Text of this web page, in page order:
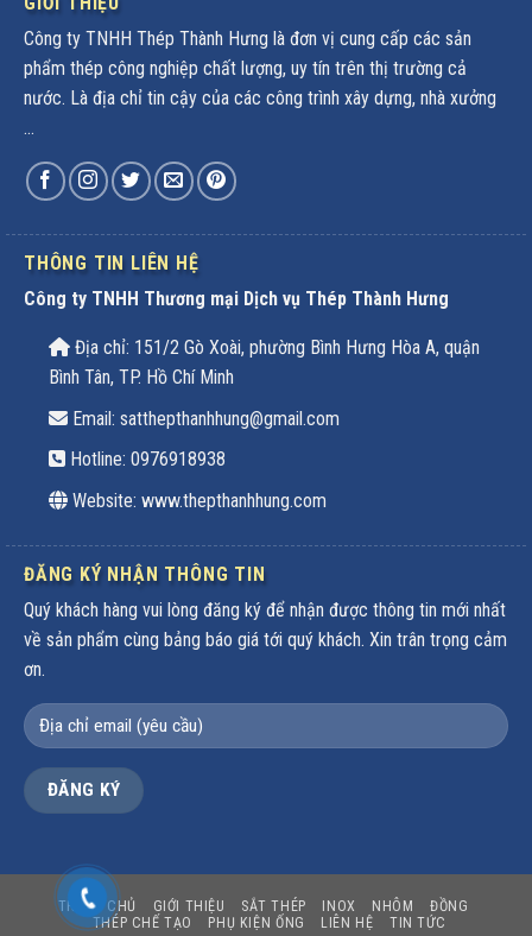
Công ty TNHH Thép Thành Hưng là đơn vị cung cấp các sản
phẩm thép công nghiệp chất lượng, uy tín trên thị trường cả
nước. Là địa chỉ tin cậy của các công trình xây dựng, nhà xưởng
...
THÔNG TIN LIÊN HỆ
Công ty TNHH Thương mại Dịch vụ Thép Thành Hưng
Địa chỉ: 151/2 Gò Xoài, phường Bình Hưng Hòa A, quận
Bình Tân, TP. Hồ Chí Minh
Email: satthepthanhhung@gmail.com
Hotline: 0976918938
Website: www.thepthanhhung.com
ĐĂNG KÝ NHẬN THÔNG TIN
Quý khách hàng vui lòng đăng ký để nhận được thông tin mới nhất
về sản phẩm cùng bảng báo giá tới quý khách. Xin trân trọng cảm
ơn.
TRANG CHỦ GIỚI THIỆU SẮT THÉP INOX NHÔM
ĐỒNG
THÉP CHẾ TẠO
PHỤ KIỆN ỐNG LIÊN HỆ TIN TỨC